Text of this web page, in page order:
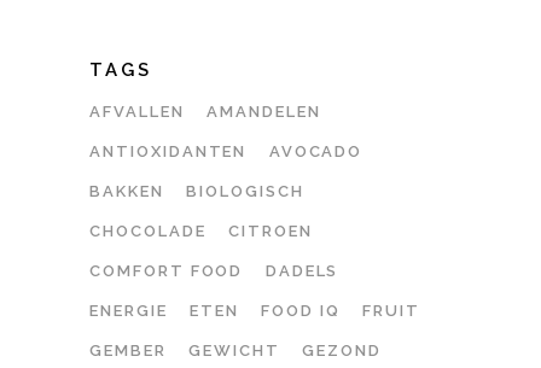
TAGS
AFVALLEN AMANDELEN
ANTIOXIDANTEN AVOCADO
BAKKEN BIOLOGISCH
CHOCOLADE CITROEN
COMFORT FOOD DADELS
ENERGIE ETEN FOOD IQ FRUIT
GEMBER GEWICHT GEZOND